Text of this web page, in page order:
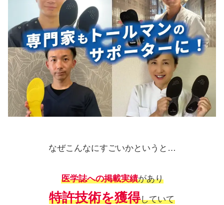
なぜこんなにすごいかというと…
医学誌への掲載実績があり
特許技術を獲得していて